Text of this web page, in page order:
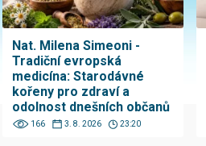
Nat. Milena Simeoni -
Tradiční evropská
medicína: Starodávné
kořeny pro zdraví a
odolnost dnešních občanů
166 3. 8. 2026 23:20